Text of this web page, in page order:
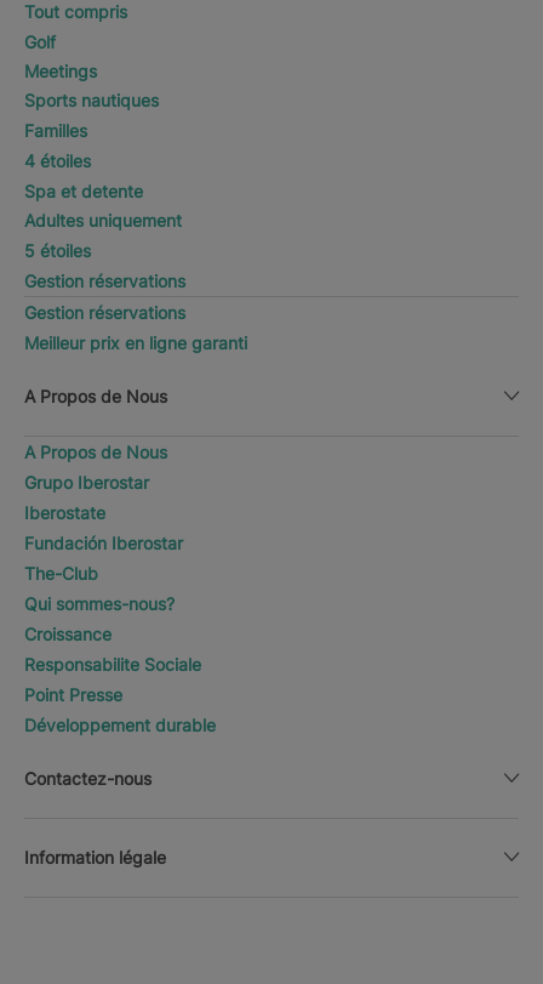
Tout compris
Golf
Meetings
Sports nautiques
Familles
4 étoiles
Spa et detente
Adultes uniquement
5 étoiles
Gestion réservations
Gestion réservations
Meilleur prix en ligne garanti
A Propos de Nous
A Propos de Nous
Grupo Iberostar
Iberostate
Fundación Iberostar
The-Club
Qui sommes-nous?
Croissance
Responsabilite Sociale
Point Presse
Développement durable
Contactez-nous
Information légale